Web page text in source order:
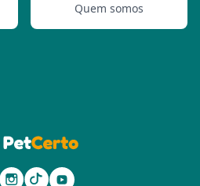
Quem somos